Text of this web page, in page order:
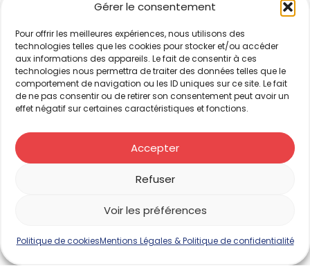
Gérer le consentement
Pour offrir les meilleures expériences, nous utilisons des
technologies telles que les cookies pour stocker et/ou accéder
aux informations des appareils. Le fait de consentir à ces
technologies nous permettra de traiter des données telles que le
comportement de navigation ou les ID uniques sur ce site. Le fait
de ne pas consentir ou de retirer son consentement peut avoir un
effet négatif sur certaines caractéristiques et fonctions.
Accepter
Refuser
Voir les préférences
Politique de cookiesMentions Légales & Politique de confidentialité